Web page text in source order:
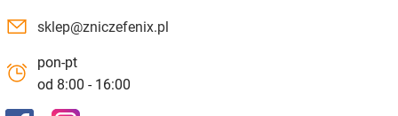
sklep@zniczefenix.pl
pon-pt
od 8:00 - 16:00